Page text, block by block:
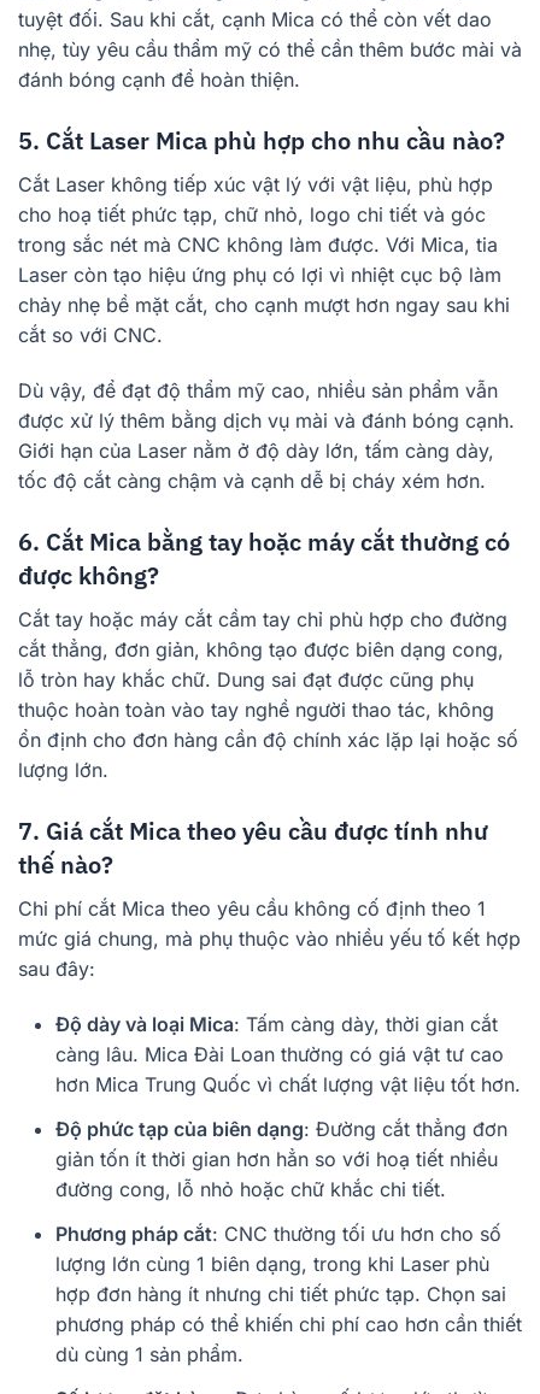
tuyệt đối. Sau khi cắt, cạnh Mica có thể còn vết dao
nhẹ, tùy yêu cầu thẩm mỹ có thể cần thêm bước mài và
đánh bóng cạnh để hoàn thiện.
5. Cắt Laser Mica phù hợp cho nhu cầu nào?
Cắt Laser không tiếp xúc vật lý với vật liệu, phù hợp
cho hoạ tiết phức tạp, chữ nhỏ, logo chi tiết và góc
trong sắc nét mà CNC không làm được. Với Mica, tia
Laser còn tạo hiệu ứng phụ có lợi vì nhiệt cục bộ làm
chảy nhẹ bề mặt cắt, cho cạnh mượt hơn ngay sau khi
cắt so với CNC.
Dù vậy, để đạt độ thẩm mỹ cao, nhiều sản phẩm vẫn
được xử lý thêm bằng dịch vụ mài và đánh bóng cạnh.
Giới hạn của Laser nằm ở độ dày lớn, tấm càng dày,
tốc độ cắt càng chậm và cạnh dễ bị cháy xém hơn.
6. Cắt Mica bằng tay hoặc máy cắt thường có
được không?
Cắt tay hoặc máy cắt cầm tay chỉ phù hợp cho đường
cắt thẳng, đơn giản, không tạo được biên dạng cong,
lỗ tròn hay khắc chữ. Dung sai đạt được cũng phụ
thuộc hoàn toàn vào tay nghề người thao tác, không
ổn định cho đơn hàng cần độ chính xác lặp lại hoặc số
lượng lớn.
7. Giá cắt Mica theo yêu cầu được tính như
thế nào?
Chi phí cắt Mica theo yêu cầu không cố định theo 1
mức giá chung, mà phụ thuộc vào nhiều yếu tố kết hợp
sau đây:
Độ dày và loại Mica: Tấm càng dày, thời gian cắt
càng lâu. Mica Đài Loan thường có giá vật tư cao
hơn Mica Trung Quốc vì chất lượng vật liệu tốt hơn.
Độ phức tạp của biên dạng: Đường cắt thẳng đơn
giản tốn ít thời gian hơn hẳn so với hoạ tiết nhiều
đường cong, lỗ nhỏ hoặc chữ khắc chi tiết.
Phương pháp cắt: CNC thường tối ưu hơn cho số
lượng lớn cùng 1 biên dạng, trong khi Laser phù
hợp đơn hàng ít nhưng chi tiết phức tạp. Chọn sai
phương pháp có thể khiến chi phí cao hơn cần thiết
dù cùng 1 sản phẩm.